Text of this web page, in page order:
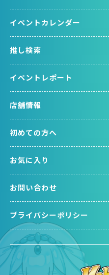
イベントカレンダー
推し検索
イベントレポート
店舗情報
初めての方へ
お気に入り
お問い合わせ
プライバシーポリシー